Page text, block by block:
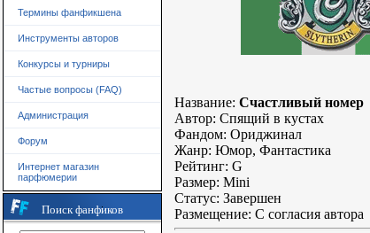
Термины фанфикшена
Инструменты авторов
Конкурсы и турниры
Частые вопросы (FAQ)
Администрация
Форум
Интернет магазин
парфюмерии
Поиск фанфиков
Название: Счастливый номер
Автор: Спящий в кустах
Фандом: Ориджинал
Жанр: Юмор, Фантастика
Рейтинг: G
Размер: Mini
Статус: Завершен
Размещение: С согласия автора